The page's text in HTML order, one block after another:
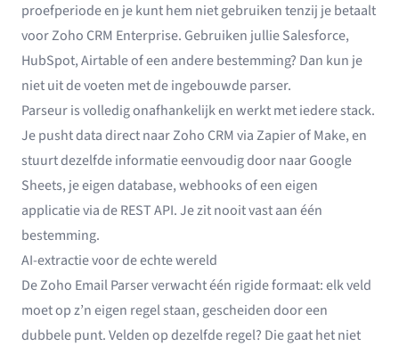
proefperiode en je kunt hem niet gebruiken tenzij je betaalt
voor Zoho CRM Enterprise. Gebruiken jullie Salesforce,
HubSpot, Airtable of een andere bestemming? Dan kun je
niet uit de voeten met de ingebouwde parser.
Parseur is volledig onafhankelijk en werkt met iedere stack.
Je pusht data direct naar Zoho CRM via Zapier of Make, en
stuurt dezelfde informatie eenvoudig door naar Google
Sheets, je eigen database, webhooks of een eigen
applicatie via de REST API. Je zit nooit vast aan één
bestemming.
AI-extractie voor de echte wereld
De Zoho Email Parser verwacht één rigide formaat: elk veld
moet op z’n eigen regel staan, gescheiden door een
dubbele punt. Velden op dezelfde regel? Die gaat het niet